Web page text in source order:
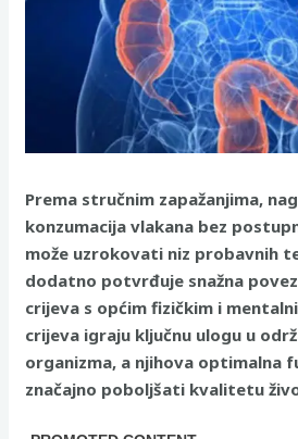
Prema stručnim zapažanjima,
konzumacija vlakana bez
može uzrokovati niz probavnih
dodatno potvrđuje snažna
crijeva s općim fizičkim i
crijeva igraju ključnu ulogu u
organizma, a njihova optimalna
značajno poboljšati kvalitetu